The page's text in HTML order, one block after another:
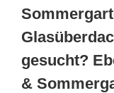
gesucht?
&